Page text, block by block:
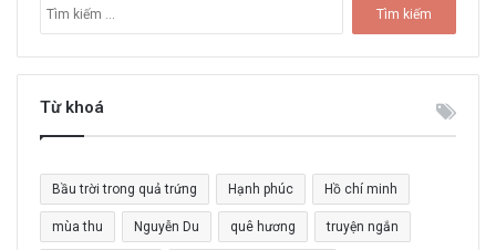
m
k
c
h
o
:
Từ khoá
Bầu trời trong quả trứng Hạnh phúc Hồ chí minh
mùa thu Nguyễn Du quê hương truyện ngắn